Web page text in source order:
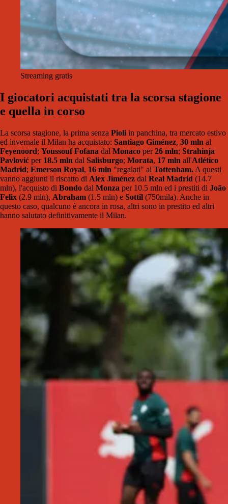
Streaming gratis
I giocatori acquistati tra la scorsa stagione
e quella in corso
La scorsa stagione, la prima senza Pioli in panchina, tra mercato estivo
ed invernale il Milan ha acquistato: Santiago Giménez, 30 mln al
Feyenoord; Youssouf Fofana dal Monaco per26 mln; Strahinja
Pavlović per 18.5 mln dal Salisburgo; Morata, 17 mln all'Atlético
Madrid; Emerson Royal, 16 mln "regalati" al Tottenham. A questi
vanno aggiunti il riscatto di Alex Jiménez dal Real Madrid (14.7
mln), l'acquisto di Bondo dal Monza per 10.5 mln ed i prestiti di João
Felix (2.9 mln), Abraham (1.5 mln) e Sottil (750mila). Anche in
questo caso, qualcuno è ancora in rosa, altri sono in prestito ed altri
hanno salutato definitivamente il Milan.